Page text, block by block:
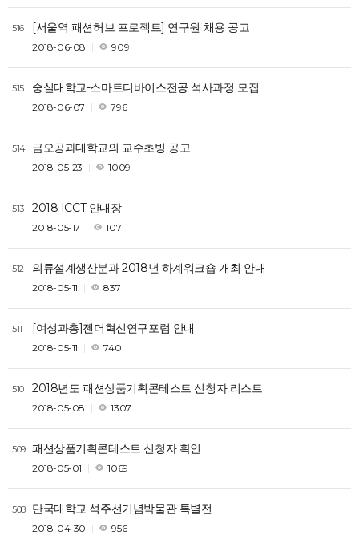
516 [서울역 패션허브 프로젝트] 연구원 채용 공고
2018-06-08 909
515 숭실대학교-스마트디바이스전공 석사과정 모집
2018-06-07 796
514 금오공과대학교의 교수초빙 공고
2018-05-23 1009
513 2018 ICCT 안내장
2018-05-17 1071
512 의류설계생산분과 2018년 하계워크숍 개최 안내
2018-05-11 837
511 [여성과총]젠더혁신연구포럼 안내
2018-05-11 740
510 2018년도 패션상품기획콘테스트 신청자 리스트
2018-05-08 1307
509 패션상품기획콘테스트 신청자 확인
2018-05-01 1069
508 단국대학교 석주선기념박물관 특별전
2018-04-30 956